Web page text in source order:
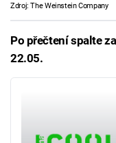
Zdroj: The Weinstein Company
Po přečtení spalte
22.05.